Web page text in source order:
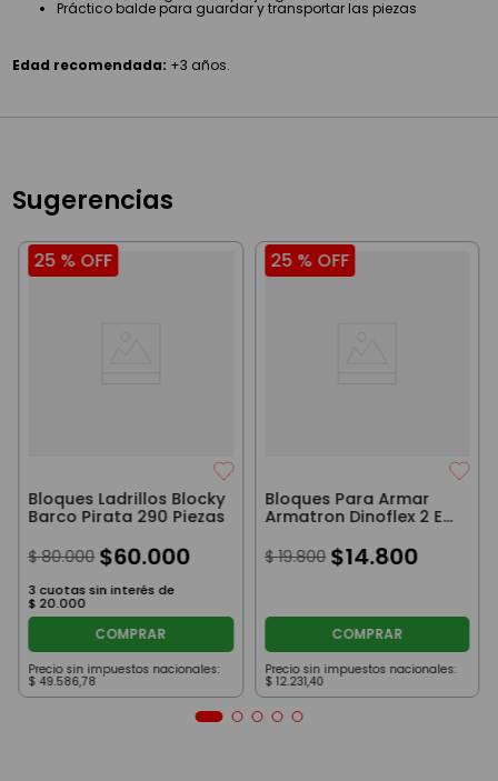
Sugerencias
25 %OFF
Bloques Ladrillos Blocky
Barco Pirata 290 Piezas
$ 60 000
$ 20.000
COMPRAR
Precio sin impuestos nacionales:
$ 49.586,78
25 %OFF
Armatron Dinoflex 2 En
1 60 Piezas
$ 14 800
COMPRAR
Precio sin impuestos nacionales:
$ 12.231,40